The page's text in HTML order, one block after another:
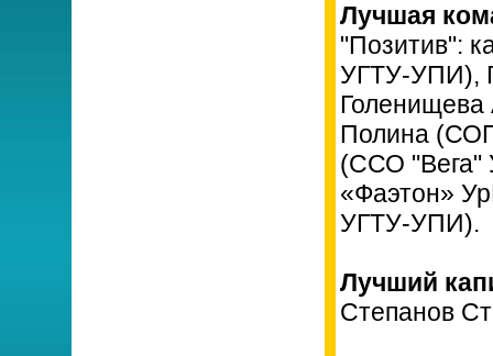
Лучшая
"Позитив":
УГТУ-УПИ),
Полина
(ССО "Вега"
«Фаэтон»
УГТУ-УПИ).
Лучший
Степанов